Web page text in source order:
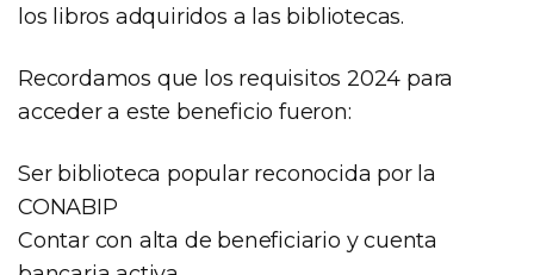
los libros adquiridos a las bibliotecas.
Recordamos que los requisitos 2024 para
acceder a este beneficio fueron:
Ser biblioteca popular reconocida por la
CONABIP
Contar con alta de beneficiario y cuenta